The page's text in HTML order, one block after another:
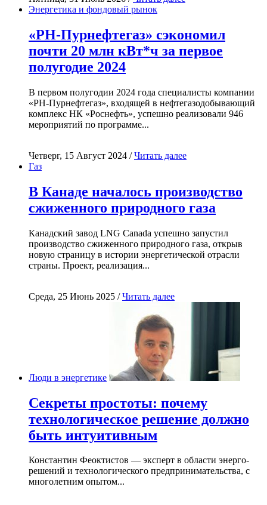
Энергетика и фондовый рынок
«РН-Пурнефтегаз» сэкономил
почти 20 млн кВт*ч за первое
полугодие 2024
В первом полугодии 2024 года специалисты компании
«РН-Пурнефтегаз», входящей в нефтегазодобывающий
комплекс НК «Роснефть», успешно реализовали 946
мероприятий по программе...
Четверг, 15 Август 2024 /Читать далее
Газ
В Канаде началось производство
сжиженного природного газа
Канадский завод LNG Canada успешно запустил
производство сжиженного природного газа, открыв
новую страницу в истории энергетической отрасли
страны. Проект, реализация...
Среда, 25 Июнь 2025 /Читать далее
Люди в энергетике
Секреты простоты: почему
технологическое решение должно
быть интуитивным
Константин Феоктистов — эксперт в области энерго-
решений и технологического предпринимательства, с
многолетним опытом...